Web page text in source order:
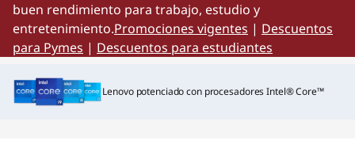
L
e
n
buen rendimiento para trabajo, estudio y
entretenimiento.Promociones vigentes | Descuentos
para Pymes | Descuentos para estudiantes
Lenovo potenciado con procesadores Intel® Core™